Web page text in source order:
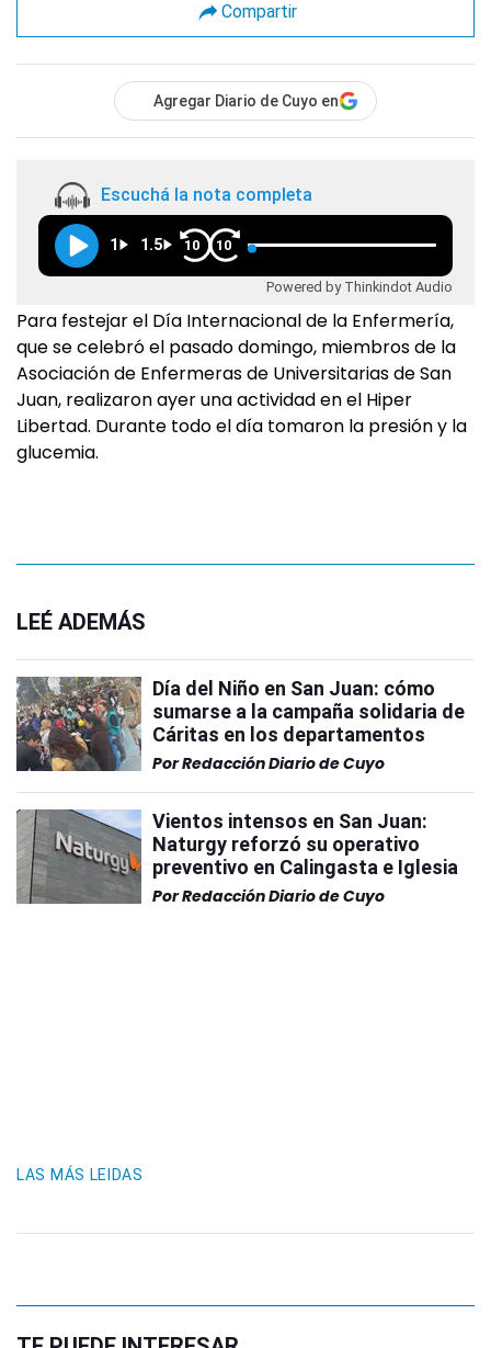
Compartir
Agregar Diario de Cuyo en
Escuchá la nota completa
1 1.5 10 10
Powered by Thinkindot Audio
Para festejar el Día Internacional de la Enfermería,
que se celebró el pasado domingo, miembros de la
Asociación de Enfermeras de Universitarias de San
Juan, realizaron ayer una actividad en el Hiper
Libertad. Durante todo el día tomaron la presión y la
glucemia.
LEÉ ADEMÁS
Día del Niño en San Juan: cómo
sumarse a la campaña solidaria de
Cáritas en los departamentos
PorRedacción Diario de Cuyo
Vientos intensos en San Juan:
Naturgy reforzó su operativo
preventivo en Calingasta e Iglesia
PorRedacción Diario de Cuyo
LAS MÁS LEIDAS